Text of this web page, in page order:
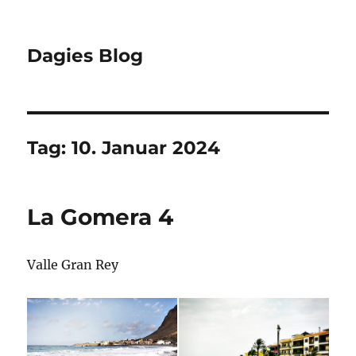
Dagies Blog
Tag:10. Januar 2024
La Gomera 4
Valle Gran Rey